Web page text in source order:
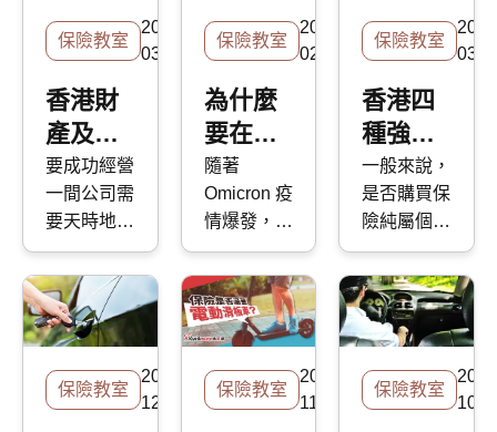
個因素
｜遊艇
保險保
障範圍
及注意
事項
場及紅磡站
臨海用地項
目 推動遊
艇旅遊 ；
機管局亦計
劃在機場島
毗鄰的海域
設置遊艇港
施，以拓展
海空客運市
場。 在政
府推動遊艇
產業之時，
Scheme，
簡稱
VHIS)。根
據自願醫保
的 官網 數
字，截止
2020 年 7
月 8 日，
29 款標準
計劃及 211
款靈活計劃
出爐，可謂
花多眼亂。
26% 的企
業曾因業務
中斷而蒙受
損失。如果
你認為時至
今天情況已
有改善，那
麼你就大錯
確定的經濟
形勢、全球
供應鏈的中
斷、不斷上
升的通貨膨
保險教室
2022-
03-29
香港財
產及傷
亡保險
指南
要成功經營
一間公司需
要天時地利
人和，而其
中最重要的
因素之一就
是財產及傷
為這種保險
能夠保障你
保險教室
2022-
02-22
為什麼
要在全
民強檢
前購買
自願醫
隨著
Omicron 疫
情爆發，港
府宣佈會在
3 月頭正式
進行三次
「全民強制
（Compulsory
Universal
保險教室
03-
香港四
種強制
性保險
一般來說，
是否購買保
險純屬個人
選擇，不過
根據香港法
例，有四種
保險是強制
分別是本地
船隻責任保
保險教室
2020-
12-30
保險教室
2020-
11-23
保險教室
10-